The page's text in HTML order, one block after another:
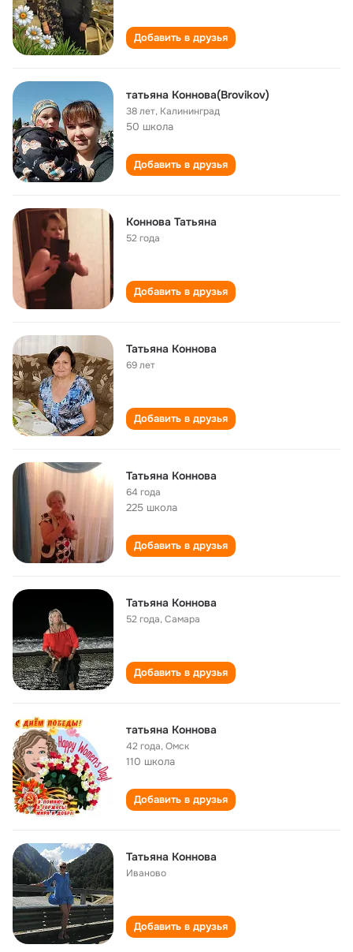
Добавить в друзья
татьяна Коннова(Brovikov)
38 лет, Калининград
50 школа
Добавить в друзья
Коннова Татьяна
52 года
Добавить в друзья
Татьяна Коннова
69 лет
Добавить в друзья
Татьяна Коннова
64 года
225 школа
Добавить в друзья
Татьяна Коннова
52 года,Самара
Добавить в друзья
татьяна Коннова
42 года,Омск
110 школа
Добавить в друзья
Татьяна Коннова
Иваново
Добавить в друзья